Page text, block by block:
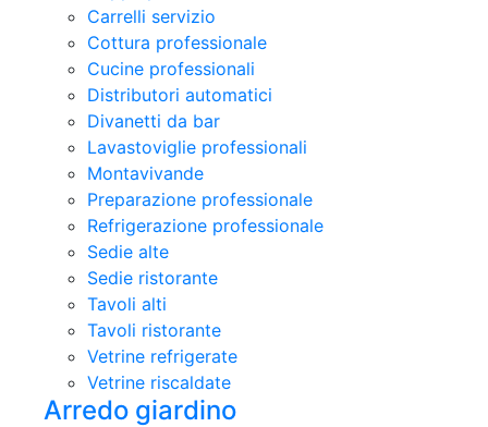
Carrelli servizio
Cottura professionale
Cucine professionali
Distributori automatici
Divanetti da bar
Lavastoviglie professionali
Montavivande
Preparazione professionale
Refrigerazione professionale
Sedie alte
Sedie ristorante
Tavoli alti
Tavoli ristorante
Vetrine refrigerate
Vetrine riscaldate
Arredo giardino